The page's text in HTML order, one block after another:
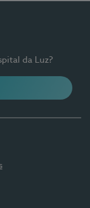
da Luz?